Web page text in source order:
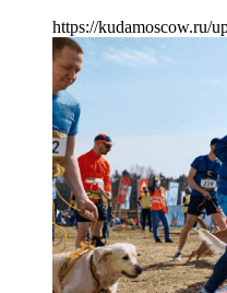
https://kudamoscow.ru/